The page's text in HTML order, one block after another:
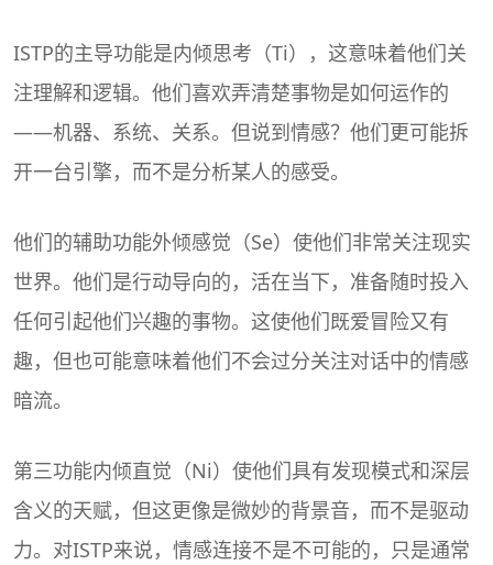
ISTP的主导功能是内倾思考（Ti），这意味着他们关
注理解和逻辑。他们喜欢弄清楚事物是如何运作的
——机器、系统、关系。但说到情感？他们更可能拆
开一台引擎，而不是分析某人的感受。
他们的辅助功能外倾感觉（Se）使他们非常关注现实
世界。他们是行动导向的，活在当下，准备随时投入
任何引起他们兴趣的事物。这使他们既爱冒险又有
趣，但也可能意味着他们不会过分关注对话中的情感
暗流。
第三功能内倾直觉（Ni）使他们具有发现模式和深层
含义的天赋，但这更像是微妙的背景音，而不是驱动
力。对ISTP来说，情感连接不是不可能的，只是通常